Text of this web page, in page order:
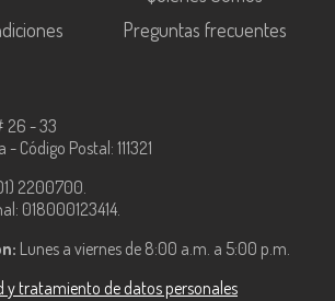
Preguntas frecuentes
26 - 33
Código Postal: 111321
2200700.
018000123414.
Lunes a viernes de 8:00 a.m. a 5:00 p.m.
y tratamiento de datos personales